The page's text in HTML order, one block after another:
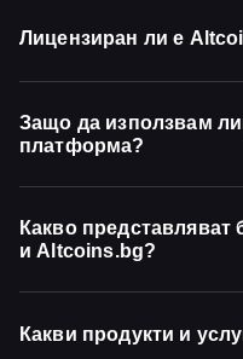
Лицензиран ли е
Защо да използвам
платформа?
Какво представляват
и Altcoins.bg?
Какви продукти и